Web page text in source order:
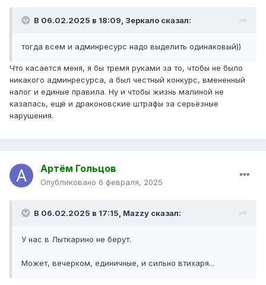
В 06.02.2025 в 18:09, Зеркало сказал:
тогда всем и админресурс надо выделить одинаковый))
Что касается меня, я бы тремя руками за то, чтобы не было
никакого админресурса, а был честный конкурс, вмененный
налог и единые правила. Ну и чтобы жизнь малиной не
казалась, ещё и драконовские штрафы за серьёзные
нарушения.
Артём Гольцов
Опубликовано 6 февраля, 2025
В 06.02.2025 в 17:15, Mazzy сказал:
У нас в Лыткарино не берут.
Может, вечерком, единичные, и сильно втихаря...